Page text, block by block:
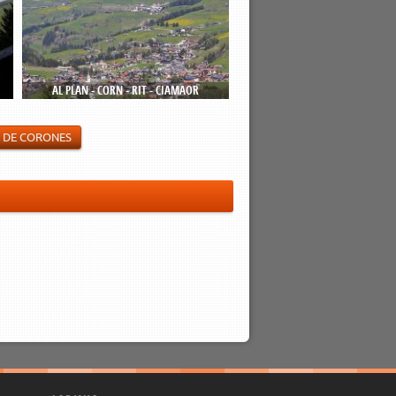
AL PLAN - CORN - RIT - CIAMAOR
CORONES